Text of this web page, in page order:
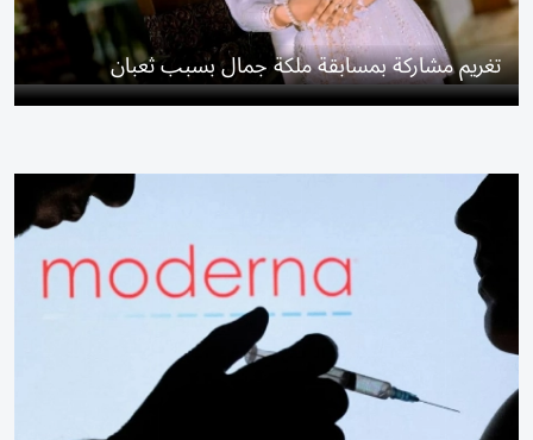
تغريم مشاركة بمسابقة ملكة جمال بسبب ثعبان